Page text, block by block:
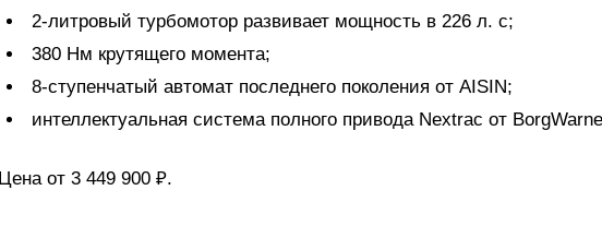
2‐литровый турбомотор развивает мощность в 226 л. с;
380 Нм крутящего момента;
8‐ступенчатый автомат последнего поколения от AISIN;
интеллектуальная система полного привода Nextrac от
Цена от 3 449 900 ₽.